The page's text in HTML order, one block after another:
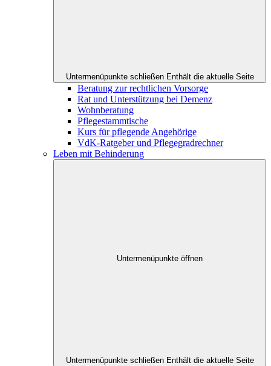
Untermenüpunkte schließen Enthält die aktuelle Seite
Beratung zur rechtlichen Vorsorge
Rat und Unterstützung bei Demenz
Wohnberatung
Pflegestammtische
Kurs für pflegende Angehörige
VdK-Ratgeber und Pflegegradrechner
Leben mit Behinderung
Untermenüpunkte öffnen
Untermenüpunkte schließen Enthält die aktuelle Seite